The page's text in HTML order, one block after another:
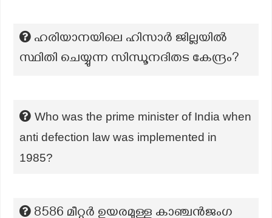
ഹരിയാനയിലെ ഹിസാർ ജില്ലയിൽ
സ്ഥിതി ചെയ്യുന്ന സിന്ധൂനദിതട കേന്ദ്രം?
Who was the prime minister of India when
anti defection law was implemented in
1985?
8586 മീറ്റർ ഉയരമുള്ള കാഞ്ചൻജംഗ